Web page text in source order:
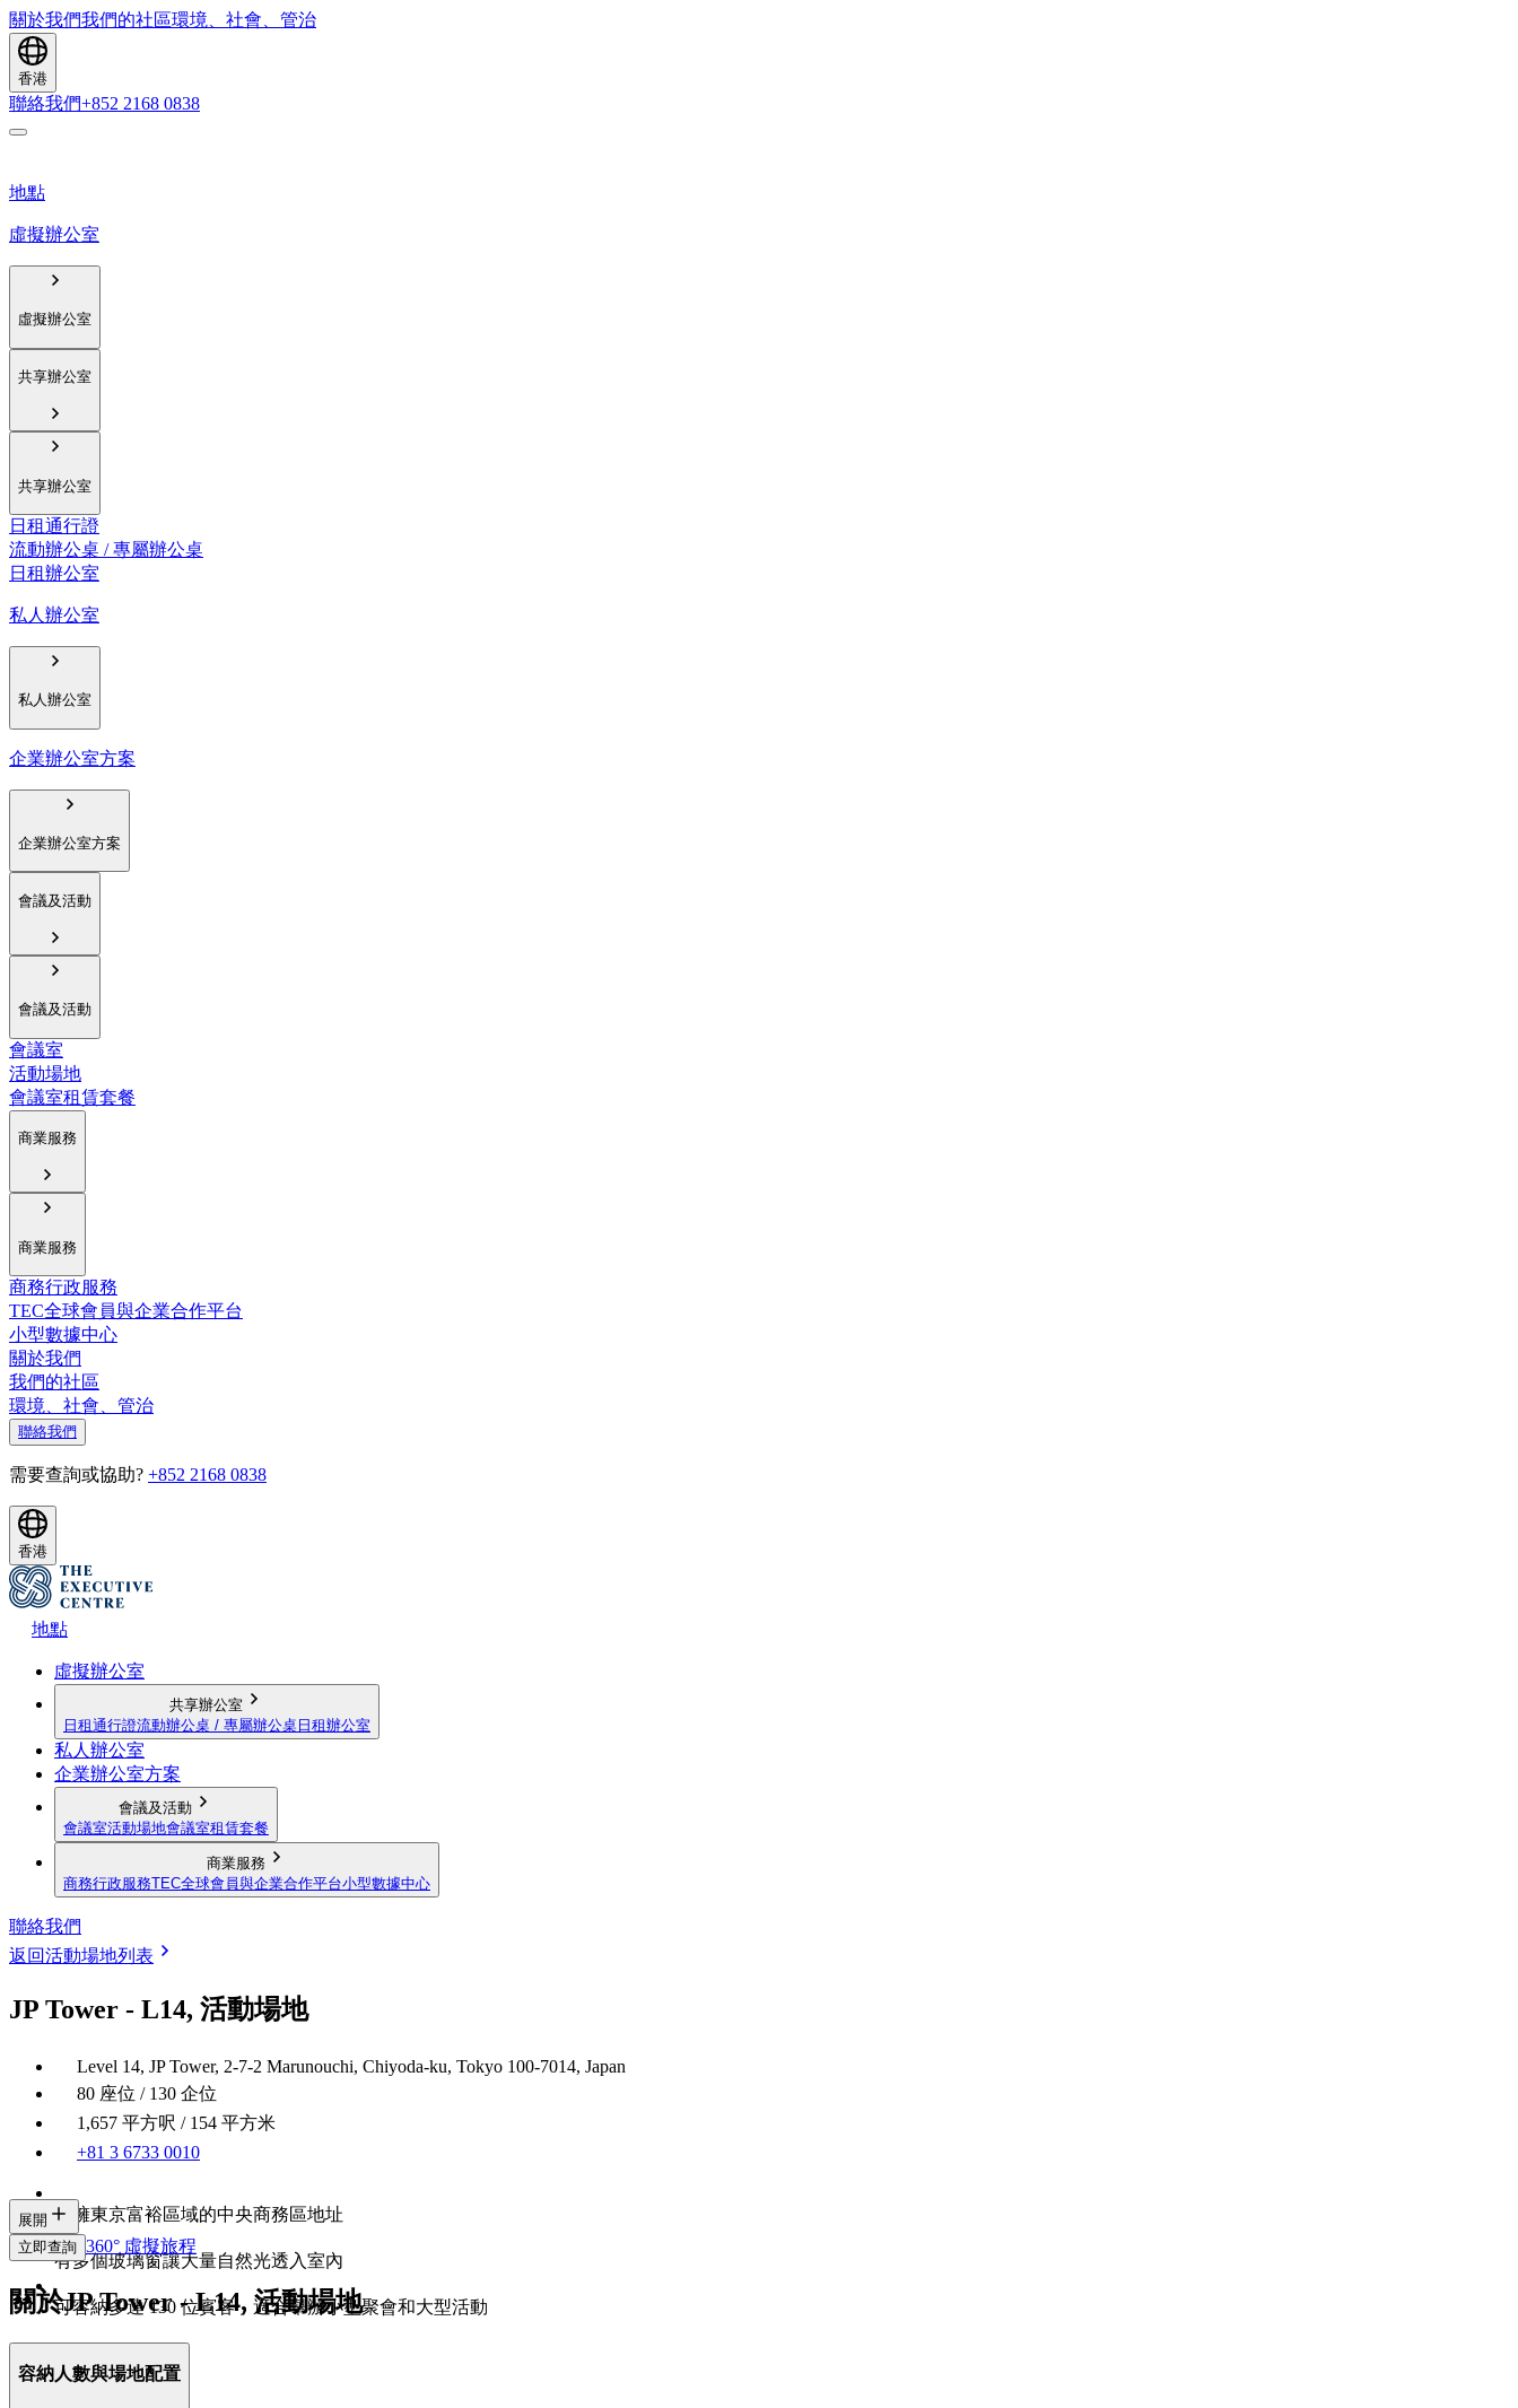
關於我們我們的社區環境、社會、管治
香港
聯絡我們+852 2168 0838
地點
虛擬辦公室
虛擬辦公室
共享辦公室
共享辦公室
日租通行證
流動辦公桌 / 專屬辦公桌
日租辦公室
私人辦公室
私人辦公室
企業辦公室方案
企業辦公室方案
會議及活動
會議及活動
會議室
活動場地
會議室租賃套餐
商業服務
商業服務
商務行政服務
TEC全球會員與企業合作平台
小型數據中心
關於我們
我們的社區
環境、社會、管治
聯絡我們
需要查詢或協助? +852 2168 0838
香港
地點
虛擬辦公室
共享辦公室
日租通行證流動辦公桌 / 專屬辦公桌 日租辦公室
私人辦公室
企業辦公室方案
會議及活動
會議室活動場地會議室租賃套餐
商業服務
商務行政服務TEC全球會員與企業合作平台小型數據中心
聯絡我們
返回活動場地列表
JP Tower - L14, 活動場地
Level 14, JP Tower, 2-7-2 Marunouchi, Chiyoda-ku, Tokyo 100-7014, Japan
80 座位 / 130 企位
1,657 平方呎 / 154 平方米
+81 3 6733 0010
坐擁東京富裕區域的中央商務區地址
有多個玻璃窗讓大量自然光透入室內
可容納多達 130 位賓客，適合舉辦小型聚會和大型活動
展開
立即查詢 360° 虛擬旅程
關於JP Tower - L14, 活動場地
容納人數與場地配置